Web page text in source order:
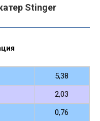
Stinger
5,38
2,03
0,76